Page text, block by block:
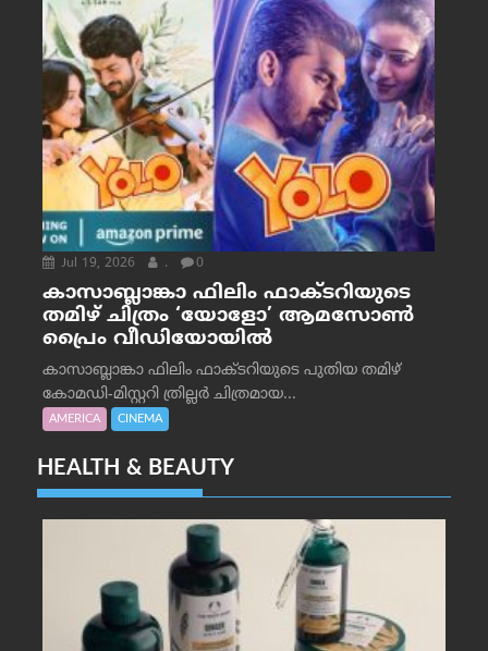
Jul 19, 2026 . 0
കാസാബ്ലാങ്കാ ഫിലിം ഫാക്ടറിയുടെ
തമിഴ് ചിത്രം ‘യോളോ’ ആമസോൺ
പ്രൈം വീഡിയോയിൽ
കാസാബ്ലാങ്കാ ഫിലിം ഫാക്ടറിയുടെ പുതിയ തമിഴ്
കോമഡി-മിസ്റ്ററി ത്രില്ലർ ചിത്രമായ...
AMERICA CINEMA
HEALTH & BEAUTY